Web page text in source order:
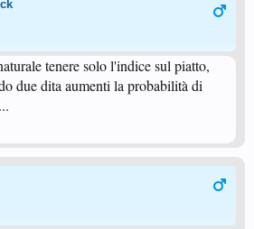
tenere solo l'indice sul piatto,
due dita aumenti la probabilità di